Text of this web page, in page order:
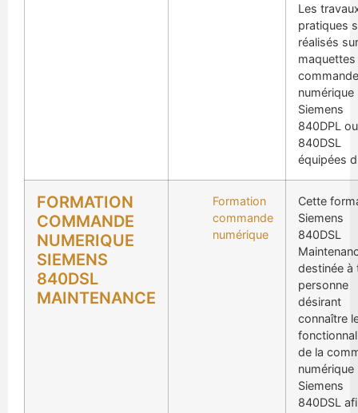
Les
pratiques
réalisés
maquettes
commande
numérique
Siemens
840DPL ou
840DSL
équipées
FORMATION
COMMANDE
NUMERIQUE
SIEMENS
840DSL
MAINTENANCE
Formation
commande
numérique
Cette
Siemens
840DSL
destinée à
personne
désirant
connaître
de la
numérique
Siemens
840DSL